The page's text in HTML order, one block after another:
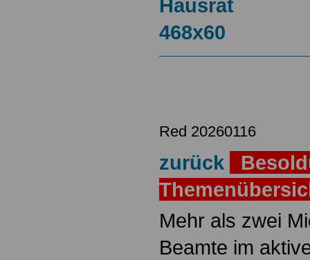
Red 20260116
zurück
Mehr als zwei
Beamte im